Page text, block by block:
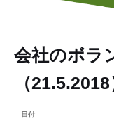
会社のボラ
（21.5.2018
日付